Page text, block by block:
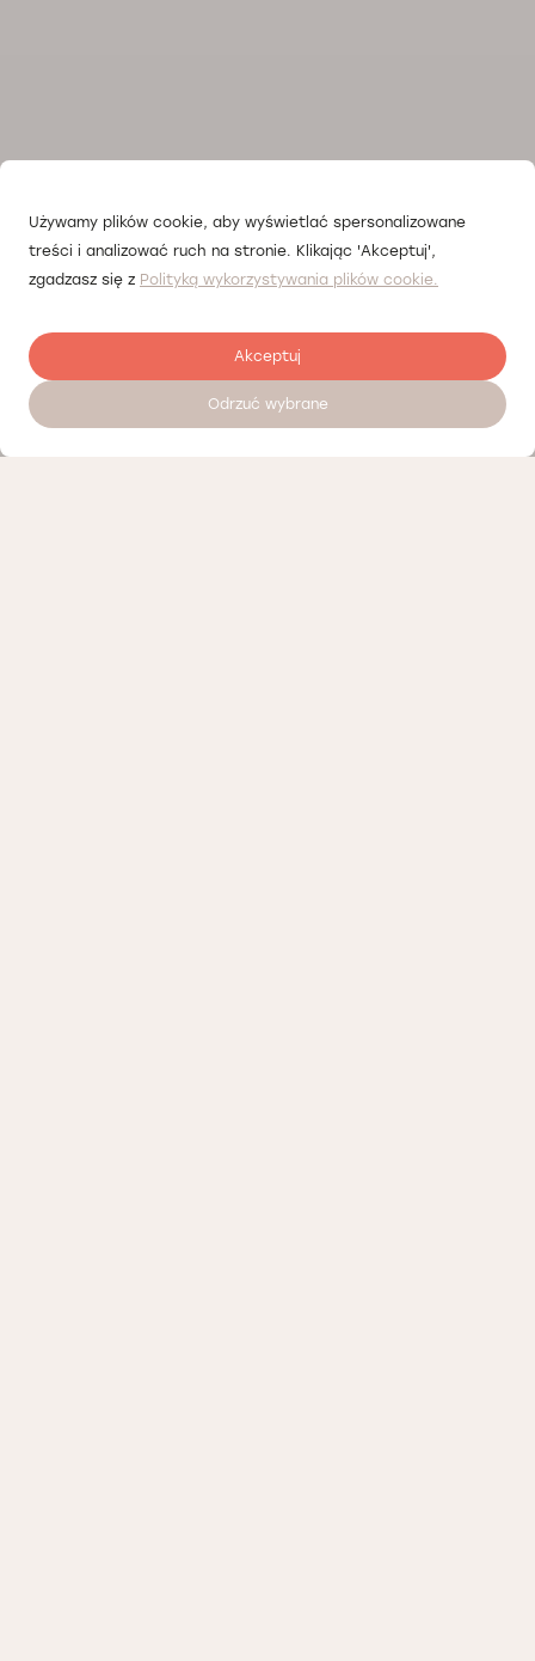
Używamy plików cookie, aby wyświetlać spersonalizowane
treści i analizować ruch na stronie. Klikając 'Akceptuj',
zgadzasz się z Polityką wykorzystywania plików cookie.
Akceptuj
Odrzuć wybrane